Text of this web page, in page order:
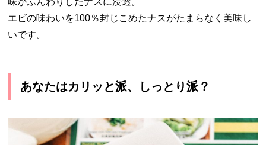
エビの味わいを100％封じこめたナスがたまらなく美味し
いです。
あなたはカリッと派、しっとり派？